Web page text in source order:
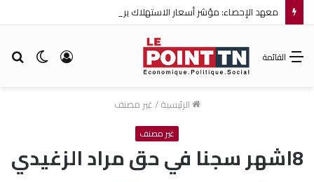
الوضع تسجيل
القائمة
الرئيسية/غير مصنف
غير مصنف
8اشهر سجنا في حق مراد الزغيدي